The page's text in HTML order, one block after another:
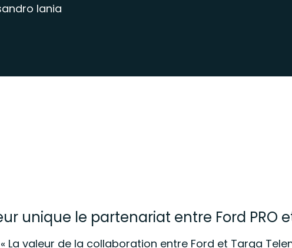
Iania
unique le partenariat entre Ford
La valeur de la collaboration entre Ford et Targa